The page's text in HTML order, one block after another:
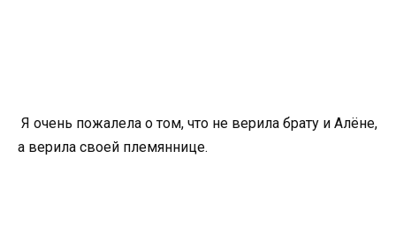
Я очень пожалела о том, что не верила брату и Алёне,
а верила своей племяннице.